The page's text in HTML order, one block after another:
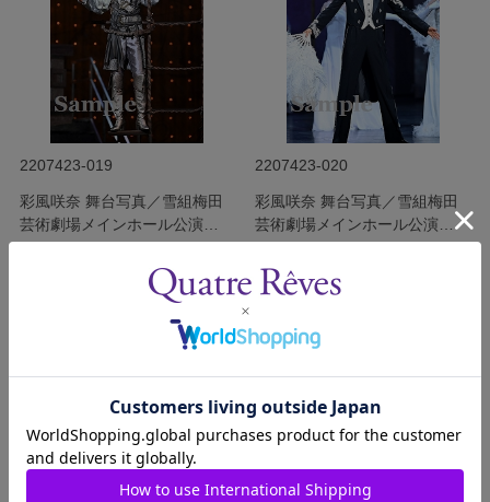
2207423-019
彩風咲奈 舞台写真／雪組梅田
芸術劇場メインホール公演
『ODYSSEY―The Age of
2207423-020
彩風咲奈 舞台写真／雪組梅田
芸術劇場メインホール公演
『ODYSSEY―The Age of
Discovery―』